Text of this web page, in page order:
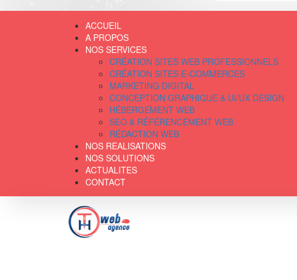
ACCUEIL
A PROPOS
NOS SERVICES
CRÉATION SITES WEB PROFESSIONNELS
CRÉATION SITES E-COMMERCES
MARKETING DIGITAL
CONCEPTION GRAPHIQUE & UI/UX DESIGN
HÉBERGEMENT WEB
SEO & RÉFÉRENCEMENT WEB
RÉDACTION WEB
NOS REALISATIONS
NOS SOLUTIONS
ACTUALITES
CONTACT